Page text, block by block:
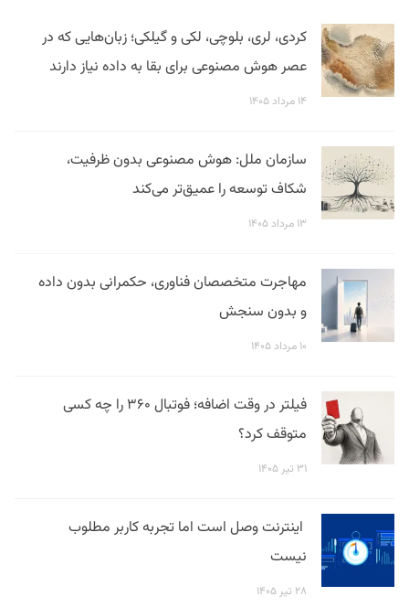
کردی، لری، بلوچی، لکی و گیلکی؛ زبان‌هایی که در
عصر هوش مصنوعی برای بقا به داده نیاز دارند
۱۴ مرداد ۱۴۰۵
سازمان ملل: هوش مصنوعی بدون ظرفیت،
شکاف توسعه را عمیق‌تر می‌کند
۱۳ مرداد ۱۴۰۵
مهاجرت متخصصان فناوری، حکمرانی بدون داده
و بدون سنجش
۱۰ مرداد ۱۴۰۵
فیلتر در وقت اضافه؛ فوتبال ۳۶۰ را چه کسی
متوقف کرد؟
۳۱ تیر ۱۴۰۵
اینترنت وصل است اما تجربه کاربر مطلوب
نیست
۲۸ تیر ۱۴۰۵